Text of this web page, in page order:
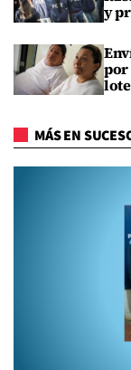
y
por
MÁS EN